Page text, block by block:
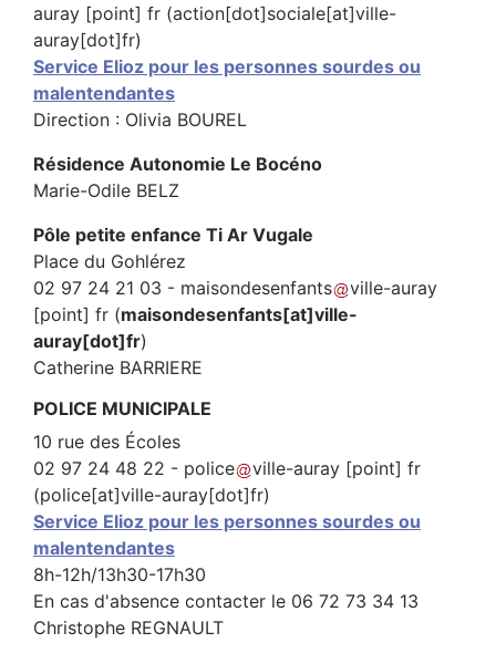
auray [point] fr (action[dot]sociale[at]ville-
auray[dot]fr)
Service Elioz pour les personnes sourdes ou
malentendantes
Direction : Olivia BOUREL
Résidence Autonomie Le Bocéno
Marie-Odile BELZ
Pôle petite enfance Ti Ar Vugale
Place du Gohlérez
02 97 24 21 03 - maisondesenfants
ville-auray
[point] fr (maisondesenfants[at]ville-
auray[dot]fr)
Catherine BARRIERE
POLICE MUNICIPALE
10 rue des Écoles
02 97 24 48 22 - police ville-auray [point] fr
(police[at]ville-auray[dot]fr)
Service Elioz pour les personnes sourdes ou
malentendantes
8h-12h/13h30-17h30
En cas d'absence contacter le 06 72 73 34 13
Christophe REGNAULT